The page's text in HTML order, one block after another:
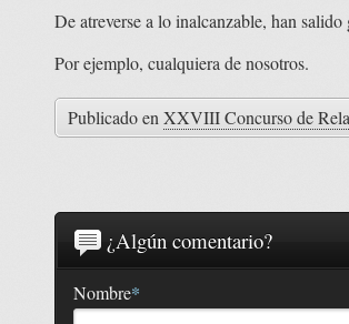
De atreverse a lo inalcanzable, han salido
Por ejemplo, cualquiera de nosotros.
Publicado en XXVIII Concurso de
¿Algún comentario?
Nombre*